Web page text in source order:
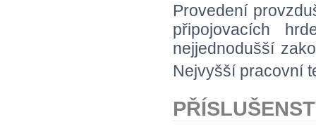
Provedení
připojovacích
nejjednodušší
Nejvyšší pracovní